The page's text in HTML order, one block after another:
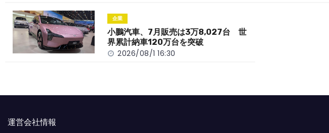
企業
小鵬汽車、7月販売は3万8,027台 世
界累計納車120万台を突破
2026/08/1 16:30
運営会社情報